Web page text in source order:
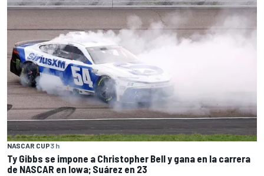
NASCAR CUP3 h
Ty Gibbs se impone a Christopher Bell y gana en la carrera
de NASCAR en Iowa; Suárez en 23